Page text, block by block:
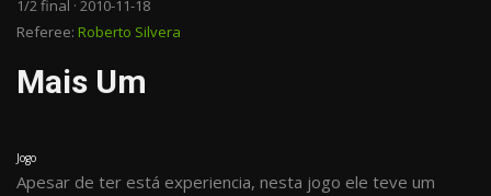
1/2 final · 2010-11-18
Referee: Roberto Silvera
Mais Um
Jogo
Apesar de ter está experiencia, nesta jogo ele teve um